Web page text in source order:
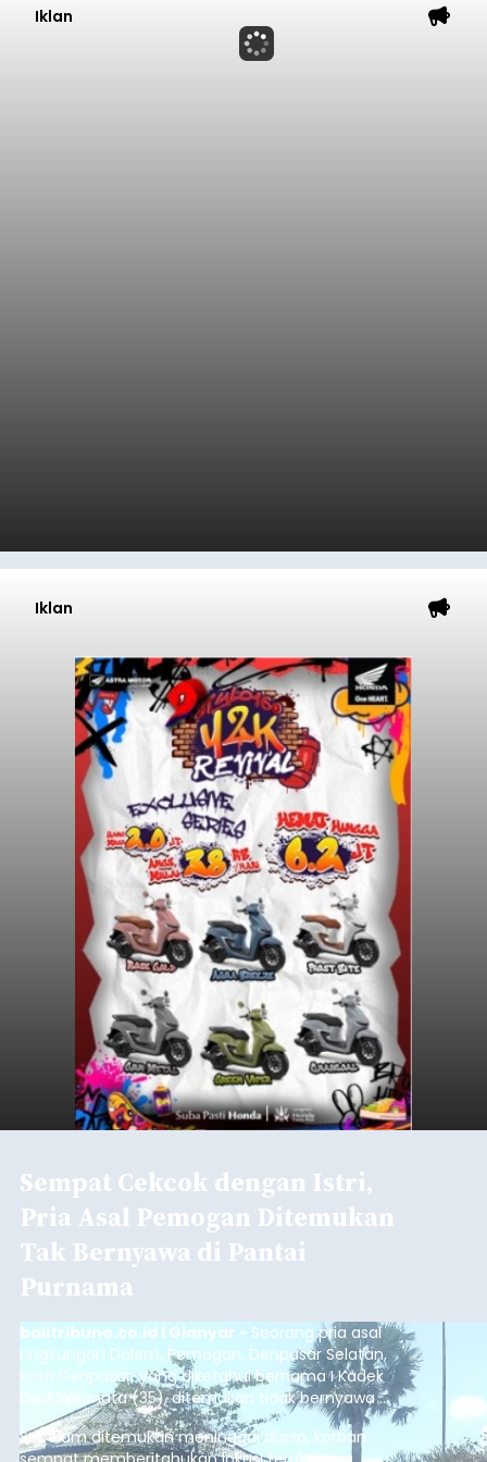
Iklan
Iklan
Sempat Cekcok dengan Istri,
Pria Asal Pemogan Ditemukan
Tak Bernyawa di Pantai
Purnama
balitribune.co.id I Gianyar - Seorang pria asal
Lingkungan Dalem, Pemogan, Denpasar Selatan,
Kota Denpasar, yang diketahui bernama I Kadek
Dedi Wiranata (35), ditemukan tidak bernyawa di
pesisir Pantai Purnama, Sukawati.
Sebelum ditemukan meninggal dunia, korban